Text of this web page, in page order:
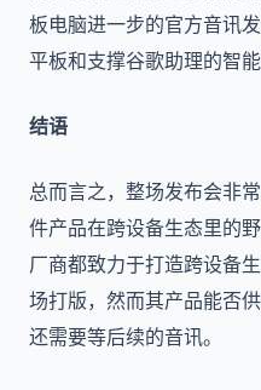
板电脑进一步的官方音讯
平板和支撑谷歌助理的智
结语
总而言之，整场发布会非
件产品在跨设备生态里的
厂商都致力于打造跨设备
场打版，然而其产品能否
还需要等后续的音讯。